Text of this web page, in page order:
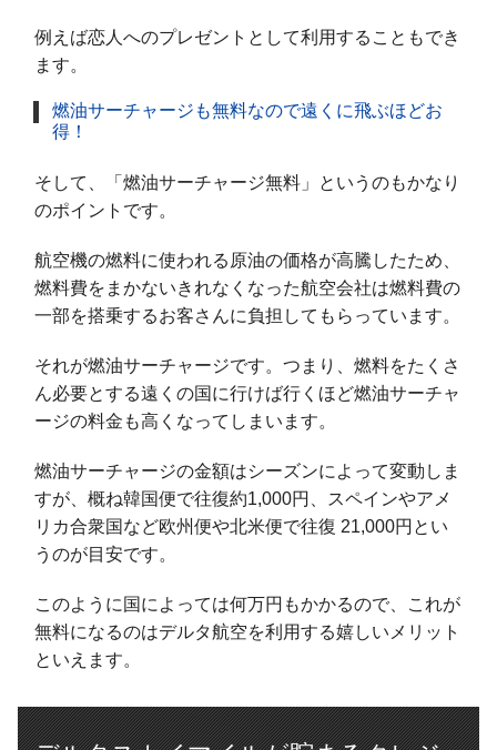
例えば恋人へのプレゼントとして利用することもでき
ます。
燃油サーチャージも無料なので遠くに飛ぶほどお
得！
そして、「燃油サーチャージ無料」というのもかなり
のポイントです。
航空機の燃料に使われる原油の価格が高騰したため、
燃料費をまかないきれなくなった航空会社は燃料費の
一部を搭乗するお客さんに負担してもらっています。
それが燃油サーチャージです。つまり、燃料をたくさ
ん必要とする遠くの国に行けば行くほど燃油サーチャ
ージの料金も高くなってしまいます。
燃油サーチャージの金額はシーズンによって変動しま
すが、概ね韓国便で往復約1,000円、スペインやアメ
リカ合衆国など欧州便や北米便で往復 21,000円とい
うのが目安です。
このように国によっては何万円もかかるので、これが
無料になるのはデルタ航空を利用する嬉しいメリット
といえます。